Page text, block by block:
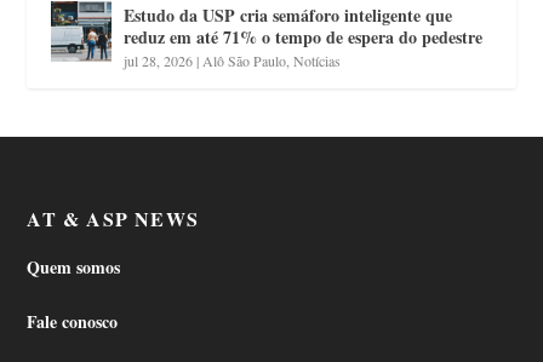
Estudo da USP cria semáforo inteligente que
reduz em até 71% o tempo de espera do pedestre
jul 28, 2026| Alô São Paulo ,Notícias
AT & ASP NEWS
Quem somos
Fale conosco